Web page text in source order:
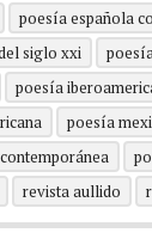
poesía española
siglo xxi
poesía
poesía
revista aullido